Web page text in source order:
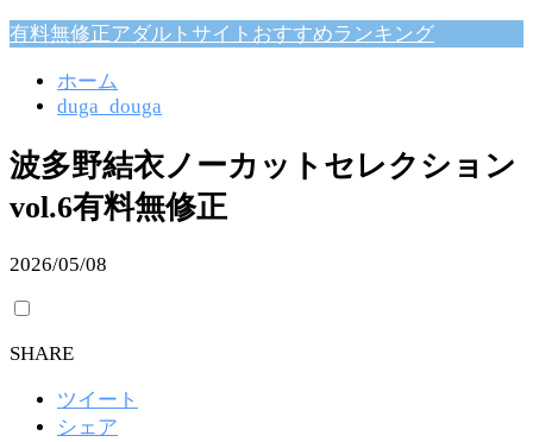
有料無修正アダルトサイトおすすめランキング
ホーム
duga_douga
波多野結衣ノーカットセレクション
vol.6有料無修正
2026/05/08
SHARE
ツイート
シェア